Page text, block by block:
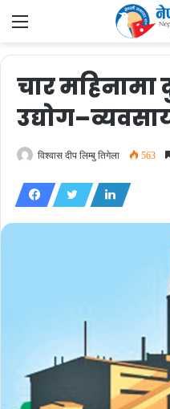
Menu
चार महिनामा
विश्वास दीप लिम्बु तिगेला 563